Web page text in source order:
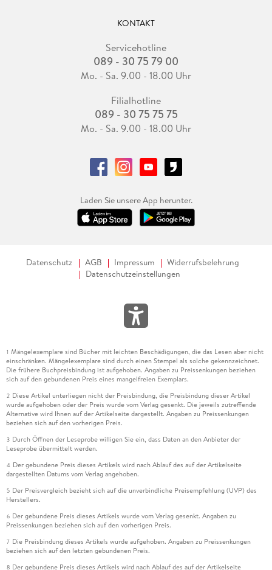
KONTAKT
Servicehotline
089 - 30 75 79 00
Mo. - Sa. 9.00 - 18.00 Uhr
Filialhotline
089 - 30 75 75 75
Mo. - Sa. 9.00 - 18.00 Uhr
Laden Sie unsere App herunter.
Datenschutz AGB Impressum
Widerrufsbelehrung
Datenschutzeinstellungen
1 Mängelexemplare sind Bücher mit leichten Beschädigungen, die das Lesen aber nicht
einschränken. Mängelexemplare sind durch einen Stempel als solche gekennzeichnet.
Die frühere Buchpreisbindung ist aufgehoben. Angaben zu Preissenkungen beziehen
sich auf den gebundenen Preis eines mangelfreien Exemplars.
2 Diese Artikel unterliegen nicht der Preisbindung, die Preisbindung dieser Artikel
wurde aufgehoben oder der Preis wurde vom Verlag gesenkt. Die jeweils zutreffende
Alternative wird Ihnen auf der Artikelseite dargestellt. Angaben zu Preissenkungen
beziehen sich auf den vorherigen Preis.
3 Durch Öffnen der Leseprobe willigen Sie ein, dass Daten an den Anbieter der
Leseprobe übermittelt werden.
4 Der gebundene Preis dieses Artikels wird nach Ablauf des auf der Artikelseite
dargestellten Datums vom Verlag angehoben.
5 Der Preisvergleich bezieht sich auf die unverbindliche Preisempfehlung (UVP) des
Herstellers.
6 Der gebundene Preis dieses Artikels wurde vom Verlag gesenkt. Angaben zu
Preissenkungen beziehen sich auf den vorherigen Preis.
7 Die Preisbindung dieses Artikels wurde aufgehoben. Angaben zu Preissenkungen
beziehen sich auf den letzten gebundenen Preis.
8 Der gebundene Preis dieses Artikels wird nach Ablauf des auf der Artikelseite